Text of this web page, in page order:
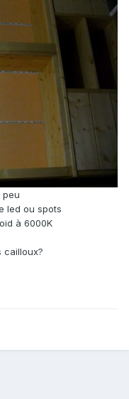
peu
led ou spots
à 6000K
cailloux?